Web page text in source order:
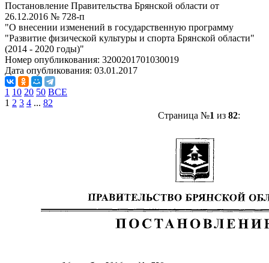
Постановление Правительства Брянской области от
26.12.2016 № 728-п
"О внесении изменений в государственную программу
"Развитие физической культуры и спорта Брянской области"
(2014 - 2020 годы)"
Номер опубликования: 3200201701030019
Дата опубликования: 03.01.2017
1 10 20 50 ВСЕ
1 2 3 4 ... 82
Страница №1 из 82: